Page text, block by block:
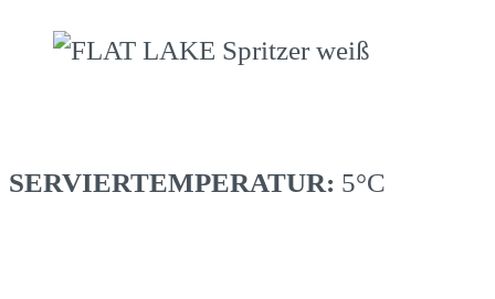
SERVIERTEMPERATUR: 5°C